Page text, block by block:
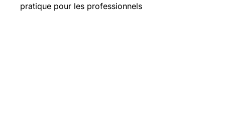
pratique pour les professionnels